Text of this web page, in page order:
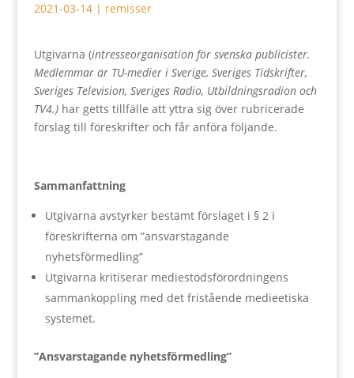
2021-03-14| remisser
Utgivarna (intresseorganisation för svenska publicister.
Medlemmar är TU-medier i Sverige, Sveriges Tidskrifter,
Sveriges Television, Sveriges Radio, Utbildningsradion och
TV4.) har getts tillfälle att yttra sig över rubricerade
förslag till föreskrifter och får anföra följande.
Sammanfattning
Utgivarna avstyrker bestämt förslaget i § 2 i
föreskrifterna om ”ansvarstagande
nyhetsförmedling”
Utgivarna kritiserar mediestödsförordningens
sammankoppling med det fristående medieetiska
systemet.
”Ansvarstagande nyhetsförmedling”